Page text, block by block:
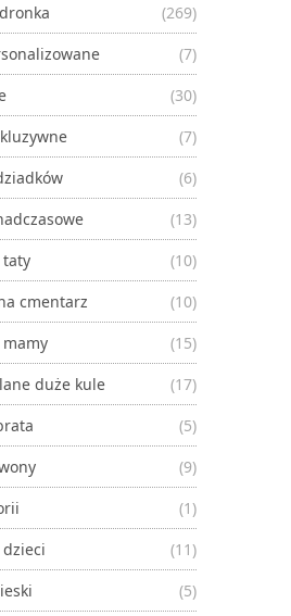
(269)
(7)
(30)
(7)
(6)
(13)
taty
(10)
cmentarz
(10)
(15)
duże kule
(17)
(5)
(9)
(1)
(11)
(5)